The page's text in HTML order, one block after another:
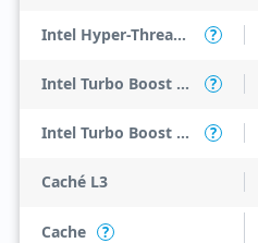
Intel Hyper-Threading Technology ?
Intel Turbo Boost Max Technology 3.0 ?
Intel Turbo Boost Max Technology 3.0 Frequency ?
Caché L3
Cache ?